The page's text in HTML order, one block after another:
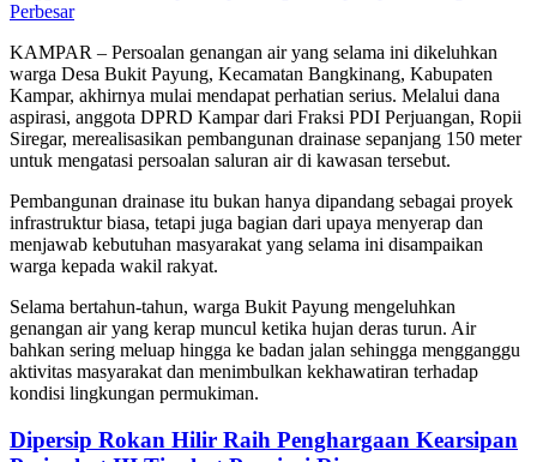
Perbesar
KAMPAR – Persoalan genangan air yang selama ini dikeluhkan
warga Desa Bukit Payung, Kecamatan Bangkinang, Kabupaten
Kampar, akhirnya mulai mendapat perhatian serius. Melalui dana
aspirasi, anggota DPRD Kampar dari Fraksi PDI Perjuangan, Ropii
Siregar, merealisasikan pembangunan drainase sepanjang 150 meter
untuk mengatasi persoalan saluran air di kawasan tersebut.
Pembangunan drainase itu bukan hanya dipandang sebagai proyek
infrastruktur biasa, tetapi juga bagian dari upaya menyerap dan
menjawab kebutuhan masyarakat yang selama ini disampaikan
warga kepada wakil rakyat.
Selama bertahun-tahun, warga Bukit Payung mengeluhkan
genangan air yang kerap muncul ketika hujan deras turun. Air
bahkan sering meluap hingga ke badan jalan sehingga mengganggu
aktivitas masyarakat dan menimbulkan kekhawatiran terhadap
kondisi lingkungan permukiman.
Dipersip Rokan Hilir Raih Penghargaan Kearsipan